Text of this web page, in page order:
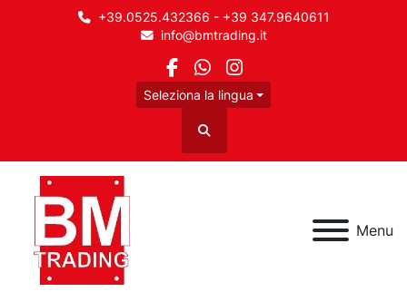
+39.0525.432366 - +39 347.9640611
info@bmtrading.it
facebook
whatsapp
instagram
Seleziona la lingua
Cerca
Menu